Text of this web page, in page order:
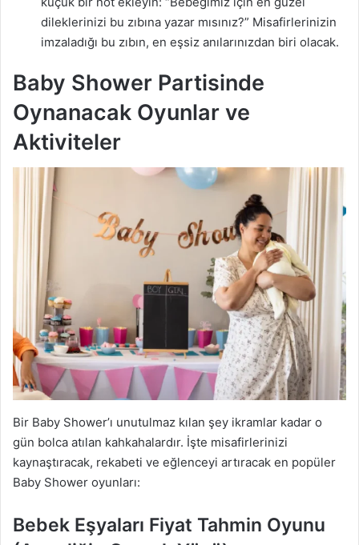
dileklerinizi bu zıbına yazar mısınız?” Misafirlerinizin
imzaladığı bu zıbın, en eşsiz anılarınızdan biri olacak.
Baby Shower Partisinde
Oynanacak Oyunlar ve
Aktiviteler
Bir Baby Shower’ı unutulmaz kılan şey ikramlar kadar o
gün bolca atılan kahkahalardır. İşte misafirlerinizi
kaynaştıracak, rekabeti ve eğlenceyi artıracak en popüler
Baby Shower oyunları:
Bebek Eşyaları Fiyat Tahmin Oyunu